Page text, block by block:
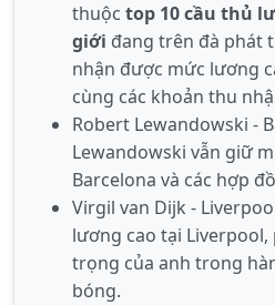
thuộc top 10 cầu thủ
giới đang trên đà phát
nhận được mức lương
cùng các khoản thu
Robert Lewandowski -
Lewandowski vẫn giữ
Barcelona và các hợp
Virgil van Dijk -
lương cao tại
trọng của anh trong
bóng.